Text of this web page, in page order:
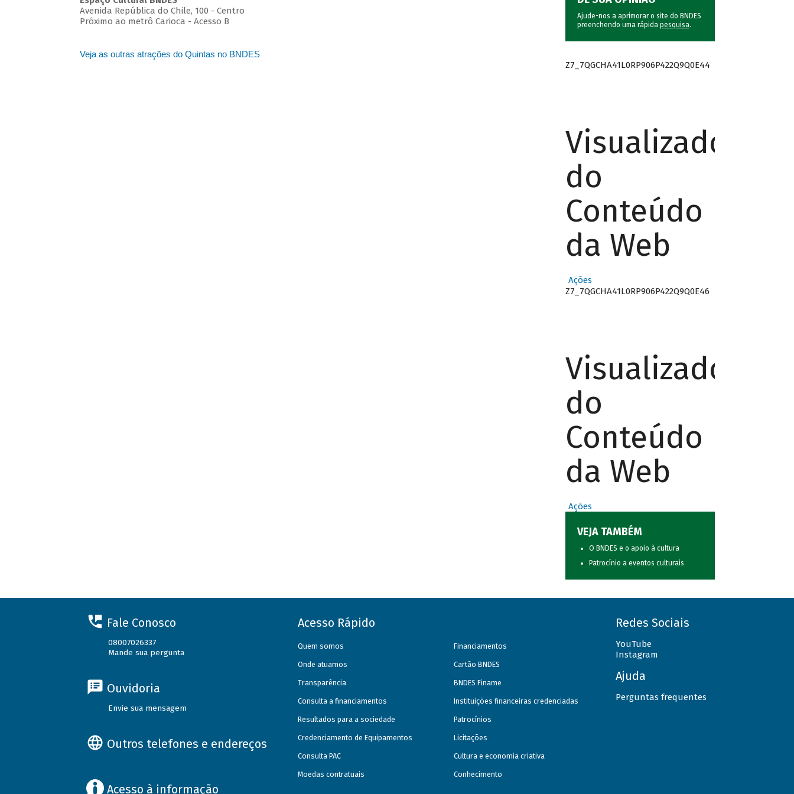
Avenida República do Chile, 100 - Centro
Próximo ao metrô Carioca - Acesso B
Veja as outras atrações do Quintas no BNDES
Ajude-nos a aprimorar o site do BNDES
preenchendo uma rápida pesquisa.
Z7_7QGCHA41L0RP906P422Q9Q0E44
Visualizador
do
Conteúdo
da Web
Ações
Z7_7QGCHA41L0RP906P422Q9Q0E46
Visualizador
do
Conteúdo
da Web
Ações
VEJA TAMBÉM
O BNDES e o apoio à cultura
Patrocínio a eventos culturais
Fale Conosco
08007026337
Mande sua pergunta
Ouvidoria
Envie sua mensagem
Outros telefones e endereços
Acesso à informação
Acesso Rápido
Quem somos
Onde atuamos
Transparência
Consulta a financiamentos
Resultados para a sociedade
Credenciamento de Equipamentos
Consulta PAC
Moedas contratuais
Financiamentos
Cartão BNDES
BNDES Finame
Instituições financeiras credenciadas
Patrocínios
Licitações
Cultura e economia criativa
Conhecimento
Redes Sociais
YouTube
Instagram
Ajuda
Perguntas frequentes